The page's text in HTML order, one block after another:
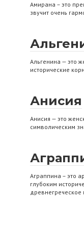
Амирана – это
звучит очень
Альгенина — это
исторические
Анисия
Анисия — это
символическим
Аграппина – это
глубоким